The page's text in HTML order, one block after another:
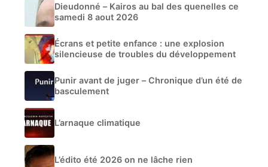
Dieudonné – Kairos au bal des quenelles ce
samedi 8 aout 2026
Écrans et petite enfance : une explosion
silencieuse de troubles du développement
Punir avant de juger – Chronique d’un été de
basculement
L’arnaque climatique
L’édito été 2026 on ne lâche rien